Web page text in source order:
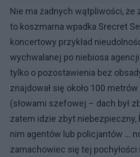
Nie ma żadnych wątpliwości, że
to koszmarna wpadka Srecret
koncertowy przykład
wychwalanej po niebiosa
tylko o pozostawienia bez
znajdował się około 100
(słowami szefowej – dach był
zatem idzie zbyt niebezpieczny,
nim agentów lub policjantów …
zamachowiec się tej pochyłości